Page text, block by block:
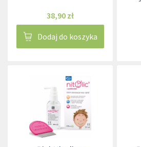
38,90 zł
Dodaj do koszyka